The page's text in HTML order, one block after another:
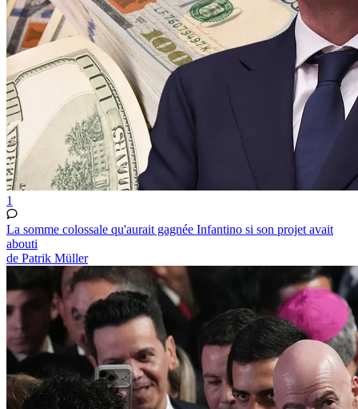
1
La somme colossale qu'aurait gagnée Infantino si son projet avait
abouti
de Patrik Müller